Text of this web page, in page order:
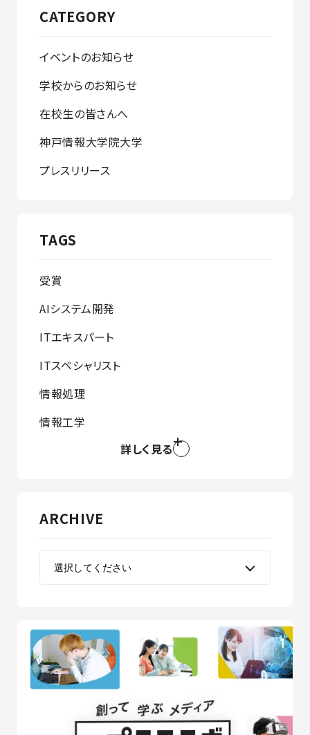
CATEGORY
イベントのお知らせ
学校からのお知らせ
在校生の皆さんへ
神戸情報大学院大学
プレスリリース
TAGS
受賞
AIシステム開発
ITエキスパート
ITスペシャリスト
情報処理
情報工学
詳しく見る
ARCHIVE